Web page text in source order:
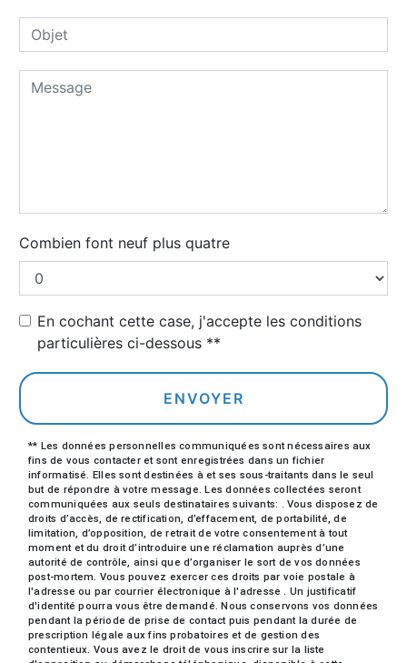
Combien font neuf plus quatre
En cochant cette case, j'accepte les conditions
particulières ci-dessous **
ENVOYER
** Les données personnelles communiquées sont nécessaires aux
fins de vous contacter et sont enregistrées dans un fichier
informatisé. Elles sont destinées à et ses sous-traitants dans le seul
but de répondre à votre message. Les données collectées seront
communiquées aux seuls destinataires suivants: . Vous disposez de
droits d’accès, de rectification, d’effacement, de portabilité, de
limitation, d’opposition, de retrait de votre consentement à tout
moment et du droit d’introduire une réclamation auprès d’une
autorité de contrôle, ainsi que d’organiser le sort de vos données
post-mortem. Vous pouvez exercer ces droits par voie postale à
l'adresse ou par courrier électronique à l'adresse . Un justificatif
d'identité pourra vous être demandé. Nous conservons vos données
pendant la période de prise de contact puis pendant la durée de
prescription légale aux fins probatoires et de gestion des
contentieux. Vous avez le droit de vous inscrire sur la liste